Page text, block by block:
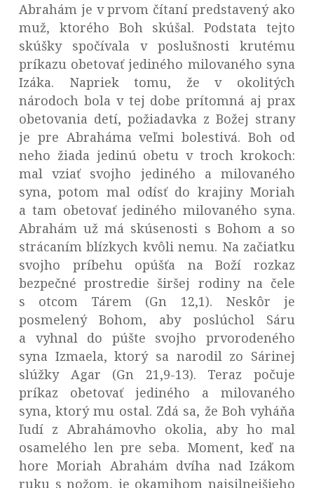
Abrahám je v prvom čítaní predstavený ako
muž, ktorého Boh skúšal. Podstata tejto
skúšky spočívala v poslušnosti krutému
príkazu obetovať jediného milovaného syna
Izáka. Napriek tomu, že v okolitých
národoch bola v tej dobe prítomná aj prax
obetovania detí, požiadavka z Božej strany
je pre Abraháma veľmi bolestivá. Boh od
neho žiada jedinú obetu v troch krokoch:
mal vziať svojho jediného a milovaného
syna, potom mal odísť do krajiny Moriah
a tam obetovať jediného milovaného syna.
Abrahám už má skúsenosti s Bohom a so
strácaním blízkych kvôli nemu. Na začiatku
svojho príbehu opúšťa na Boží rozkaz
bezpečné prostredie širšej rodiny na čele
s otcom Tárem (Gn 12,1). Neskôr je
posmelený Bohom, aby poslúchol Sáru
a vyhnal do púšte svojho prvorodeného
syna Izmaela, ktorý sa narodil zo Sárinej
slúžky Agar (Gn 21,9-13). Teraz počuje
príkaz obetovať jediného a milovaného
syna, ktorý mu ostal. Zdá sa, že Boh vyháňa
ľudí z Abrahámovho okolia, aby ho mal
osamelého len pre seba. Moment, keď na
hore Moriah Abrahám dvíha nad Izákom
ruku s nožom, je okamihom najsilnejšieho